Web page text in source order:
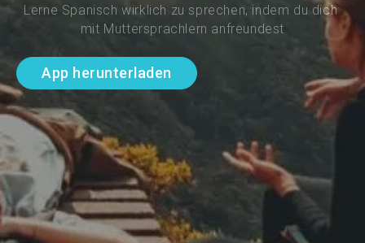
Lerne Spanisch wirklich zu sprechen, indem du dich
mit Muttersprachlern anfreundest
App herunterladen